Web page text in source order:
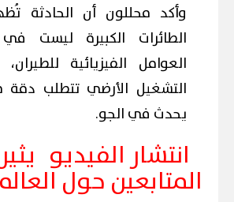
وأكد محللون أن الحادثة
الطائرات الكبيرة ليست
العوامل الفيزيائية
التشغيل الأرضي تتطلب دقة
يحدث في الجو.
انتشار الفيديو
المتابعين حول